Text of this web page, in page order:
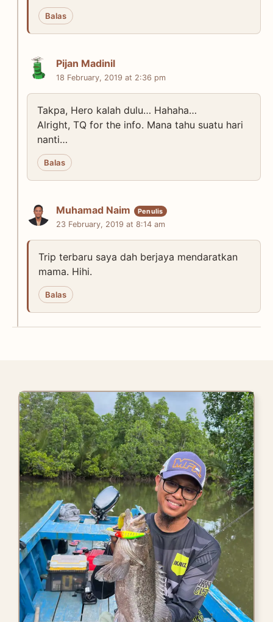
Balas
Pijan Madinil
18 February, 2019 at 2:36 pm
Takpa, Hero kalah dulu… Hahaha…
Alright, TQ for the info. Mana tahu suatu hari
nanti…
Balas
Muhamad Naim
23 February, 2019 at 8:14 am
Trip terbaru saya dah berjaya mendaratkan
mama. Hihi.
Balas